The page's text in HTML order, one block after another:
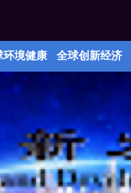
环境健康 全球创新经济